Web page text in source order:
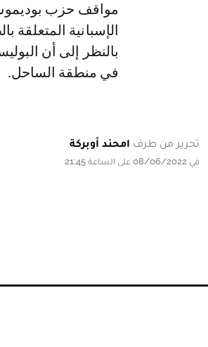
مواقف حزب بوديموس،
الإسبانية المتعلقة
بالنظر إلى أن
في منطقة الساحل.
تحرير من طرف امحند أوبركة
في 08/06/2022 على الساعة 21:45